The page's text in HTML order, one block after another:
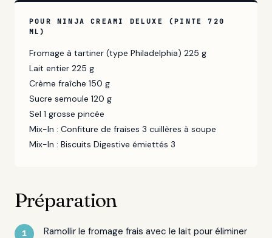
POUR NINJA CREAMI DELUXE (PINTE 720
ML)
Fromage à tartiner (type Philadelphia) 225 g
Lait entier 225 g
Crème fraîche 150 g
Sucre semoule 120 g
Sel 1 grosse pincée
Mix-In : Confiture de fraises 3 cuillères à soupe
Mix-In : Biscuits Digestive émiettés 3
Préparation
Ramollir le fromage frais avec le lait pour éliminer